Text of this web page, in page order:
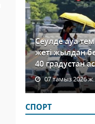
Сеулде ауа
жеті жылдан
40 градустан
07 тамыз 2026 ж.
СПОРТ